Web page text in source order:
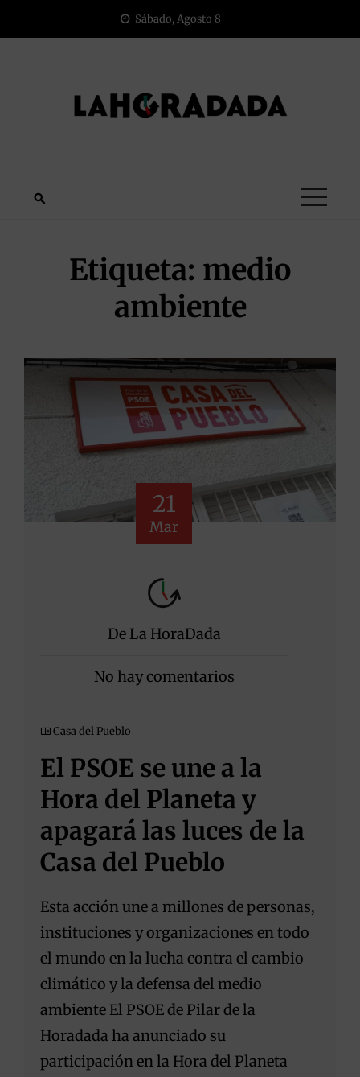
al
Sábado, Agosto 8
Etiqueta: medio
ambiente
21
Mar
De La HoraDada
No hay comentarios
Casa del Pueblo
El PSOE se une a la
Hora del Planeta y
apagará las luces de la
Casa del Pueblo
Esta acción une a millones de personas,
instituciones y organizaciones en todo
el mundo en la lucha contra el cambio
climático y la defensa del medio
ambiente El PSOE de Pilar de la
Horadada ha anunciado su
participación en la Hora del Planeta